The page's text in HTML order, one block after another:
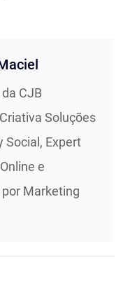
CJB
Soluções
Social, Expert
e
Marketing